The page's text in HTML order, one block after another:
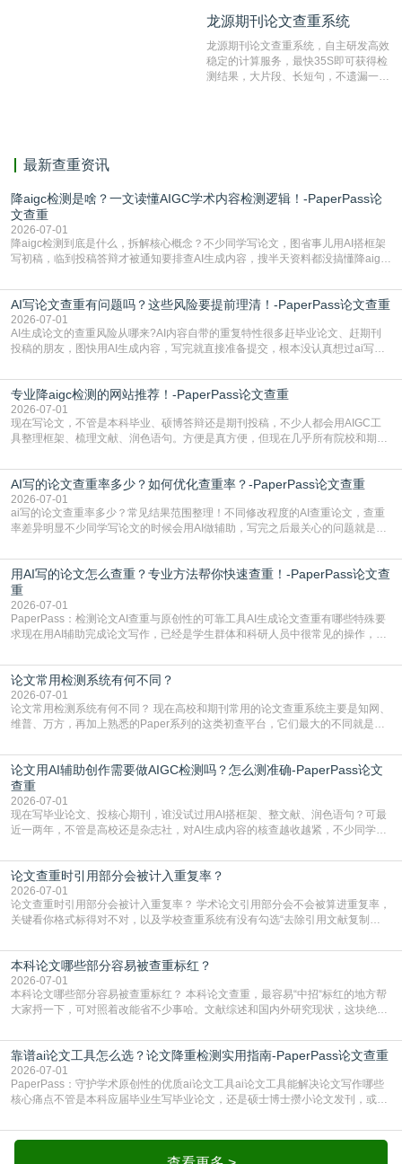
对，利用指纹索引快速而精准地在云检
有相似的片段，该项技术检测速度快、
准确率高，市场反映良好。
龙源期刊论文查重系统
龙源期刊论文查重系统，自主研发高效
稳定的计算服务，最快35S即可获得检
测结果，大片段、长短句，不遗漏一处
最新查重资讯
降aigc检测是啥？一文读懂AIGC学术内容检测逻辑！-PaperPass论
文查重
2026-07-01
降aigc检测到底是什么，拆解核心概念？不少同学写论文，图省事儿用AI搭框架
写初稿，临到投稿答辩才被通知要排查AI生成内容，搜半天资料都没搞懂降aigc
怕是已经入行的科研人员，不少人也搞不清降aigc检测是啥，对相关要求摸不
准。其实，降aigc检测是伴随AIGC工具在学术领域普及诞生的新需求，核心是为
了满足现在高校、期刊对AI生
AI写论文查重有问题吗？这些风险要提前理清！-PaperPass论文查重
2026-07-01
AI生成论文的查重风险从哪来?AI内容自带的重复特性很多赶毕业论文、赶期刊
投稿的朋友，图快用AI生成内容，写完就直接准备提交，根本没认真想过ai写论
自带不可忽视的查重风险。AI训练依赖海量公开的文本数据，生成内容本质是基
于训练数据的概率拼接，不是从零开始的原创创作。生成过程中，很容易复用已
有的高频公共表述，甚至直接拼接已经公开
专业降aigc检测的网站推荐！-PaperPass论文查重
2026-07-01
现在写论文，不管是本科毕业、硕博答辩还是期刊投稿，不少人都会用AIGC工
具整理框架、梳理文献、润色语句。方便是真方便，但现在几乎所有院校和期刊
五遍还是过不了预检测的大有人在，这时候，找到靠谱的降AIGC检测率的网
站，就能少走好多弯路。PaperPass：守护学术原创性的智能伙伴AIGC生成内
容的学术合规痛点去年帮一个本科师弟改
AI写的论文查重率多少？如何优化查重率？-PaperPass论文查重
2026-07-01
ai写的论文查重率多少？常见结果范围整理！不同修改程度的AI查重论文，查重
率差异明显不少同学写论文的时候会用AI做辅助，写完之后最关心的问题就是ai
实际情况和大家想的不太一样。AI训练依赖海量公开学术文献、网络内容，生成
内容本质是按照语义概率拼接已有内容，很容易和已发布的作品撞重复，甚至会
直接引用整段已有内容，所以查重率偏高是
用AI写的论文怎么查重？专业方法帮你快速查重！-PaperPass论文查
重
2026-07-01
PaperPass：检测论文AI查重与原创性的可靠工具AI生成论文查重有哪些特殊要
求现在用AI辅助完成论文写作，已经是学生群体和科研人员中很常见的操作，不
但很多人忽略了，AI生成的内容天生带有重复风险——训练AI的数据集本身就包
含大量已公开的学术内容、网络原创内容，AI输出内容时很容易无意识拼接出重
复片
论文常用检测系统有何不同？
2026-07-01
论文常用检测系统有何不同？ 现在高校和期刊常用的论文查重系统主要是知网、
维普、万方，再加上熟悉的Paper系列的这类初查平台，它们最大的不同就是数
查数值误导。知网（CNKI）是学校定稿检测的绝对主流。本科用PMLC，含大学
生联合比对库，能比历届学长论文，硕博用VIP/TMLC，含学术论文联合比对
库，期刊投稿用AMLMC/SML
论文用AI辅助创作需要做AIGC检测吗？怎么测准确-PaperPass论文
查重
2026-07-01
现在写毕业论文、投核心期刊，谁没试过用AI搭框架、整文献、润色语句？可最
近一两年，不管是高校还是杂志社，对AI生成内容的核查越收越紧，不少同学投
真的太亏。提前做AIGC检测，已经成了很多过来人交稿前必做的一步。为什么
AIGC检测成了论文答辩投稿前的必备项？可能还有不少人觉得，我就用AI搭了个
框架，内容都是自己写的，至于做AIG
论文查重时引用部分会被计入重复率？
2026-07-01
论文查重时引用部分会被计入重复率？ 学术论文引用部分会不会被算进重复率，
关键看你格式标得对不对，以及学校查重系统有没有勾选“去除引用文献复制
独占一行，每条文献用[1][2]方括号编号、与正文一一对应，著录项符合GB/T
7714（作者、题名、刊名、年、卷期、页码齐全，标点用半角）；查重系统识别
成功后通常把这段标为引用，
本科论文哪些部分容易被查重标红？
2026-07-01
本科论文哪些部分容易被查重标红？ 本科论文查重，最容易“中招“标红的地方帮
大家捋一下，可对照着改能省不少事哈。文献综述和国内外研究现状，这块绝对
乎一模一样的话，你要是直接复制百度百科、教材或别人写好的综述段落，系统
一抓一个准，整段飘红。研究背景、意义和方法描述也是不可避免，比如“本文采
用问卷调查法““运用SPSS软件进行数据分
靠谱ai论文工具怎么选？论文降重检测实用指南-PaperPass论文查重
2026-07-01
PaperPass：守护学术原创性的优质ai论文工具ai论文工具能解决论文写作哪些
核心痛点不管是本科应届毕业生写毕业论文，还是硕士博士攒小论文发刊，或是
自己逐句读逐句改，熬好几个大夜不说，还经常改不到点上，交上去才发现重复
率超标，再返工太折腾。现在有了成熟的ai论文工具，这些痛点基本都能高效解
决。靠谱的ai论文工具，不止能帮你梳